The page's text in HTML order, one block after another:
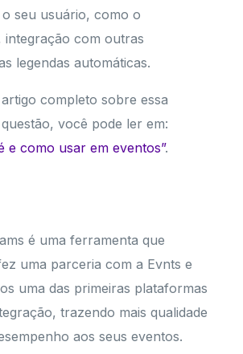
seu usuário, como o
integração com outras
legendas automáticas.
completo sobre essa
você pode ler em:
e como usar em eventos”.
é uma ferramenta que
uma parceria com a Evnts e
uma das primeiras plataformas
trazendo mais qualidade
aos seus eventos.